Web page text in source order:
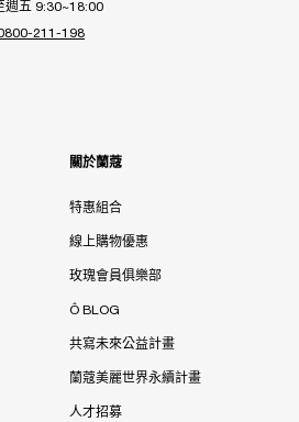
週五 9:30~18:00
211-198
關於蘭蔻
特惠組合
線上購物優惠
玫瑰會員俱樂部
Ô BLOG
共寫未來公益計畫
蘭蔻美麗世界永續計畫
人才招募